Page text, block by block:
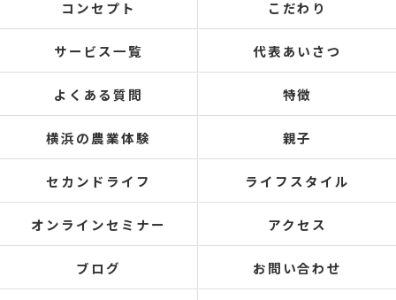
コンセプト こだわり
サービス一覧 代表あいさつ
よくある質問 特徴
横浜の農業体験 親子
セカンドライフ ライフスタイル
オンラインセミナー アクセス
ブログ お問い合わせ